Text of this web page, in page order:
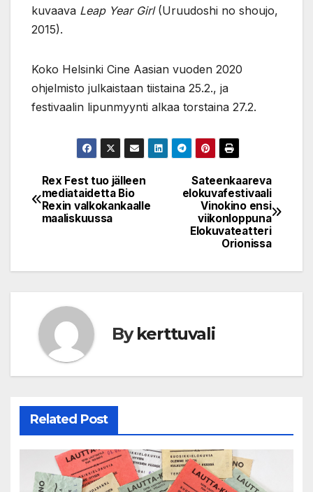
kuvaava Leap Year Girl(Uruudoshi no shoujo,
2015).
Koko Helsinki Cine Aasian vuoden 2020
ohjelmisto julkaistaan tiistaina 25.2., ja
festivaalin lipunmyynti alkaa torstaina 27.2.
Post
navigation
Sateenkaareva
elokuvafestivaali
Vinokino ensi
viikonloppuna
Elokuvateatteri
Orionissa
Rex Fest tuo jälleen
mediataidetta Bio
Rexin valkokankaalle
maaliskuussa
Bykerttuvali
Related Post